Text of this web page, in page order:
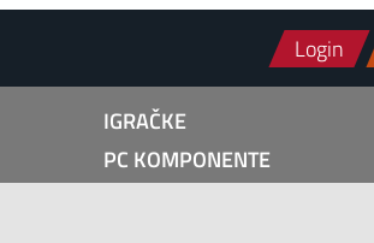
Login
IGRAČKE
PC KOMPONENTE